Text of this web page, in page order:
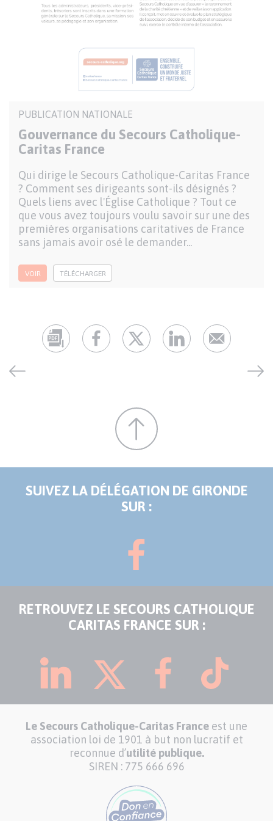
Publication
nationale
PUBLICATION NATIONALE
Gouvernance du Secours Catholique-
Caritas France
Description
Qui dirige le Secours Catholique-Caritas France
? Comment ses dirigeants sont-ils désignés ?
Quels liens avec l'Église Catholique ? Tout ce
que vous avez toujours voulu savoir sur une des
premières organisations caritatives de France
sans jamais avoir osé le demander...
VOIR TÉLÉCHARGER
SUIVEZ LA DÉLÉGATION DE GIRONDE
SUR :
RETROUVEZ LE SECOURS CATHOLIQUE
CARITAS FRANCE SUR :
Le Secours Catholique-Caritas France est une
association loi de 1901 à but non lucratif et
reconnue d’utilité publique.
SIREN : 775 666 696